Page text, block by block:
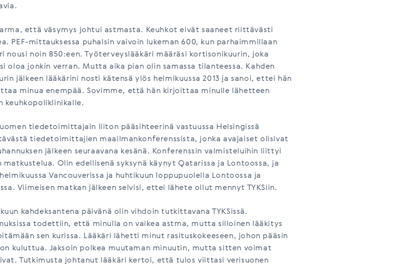
että väsymys johtui astmasta. Keuhkot eivät saaneet riittävästi
PEF-mittauksessa puhalsin vaivoin lukeman 600, kun parhaimmillaan
nousi noin 850:een. Työterveyslääkäri määräsi kortisonikuurin, joka
oloa jonkin verran. Mutta aika pian olin samassa tilanteessa. Kahden
jälkeen lääkärini nosti kätensä ylös helmikuussa 2013 ja sanoi, ettei hän
minua enempää. Sovimme, että hän kirjoittaa minulle lähetteen
keuhkopoliklinikalle.
tiedetoimittajain liiton pääsihteerinä vastuussa Helsingissä
tiedetoimittajien maailmankonferenssista, jonka avajaiset olisivat
jälkeen seuraavana kesänä. Konferenssin valmisteluihin liittyi
matkustelua. Olin edellisenä syksynä käynyt Qatarissa ja Lontoossa, ja
Vancouverissa ja huhtikuun loppupuolella Lontoossa ja
Viimeisen matkan jälkeen selvisi, ettei lähete ollut mennyt TYKSiin.
kahdeksantena päivänä olin vihdoin tutkittavana TYKSissä.
todettiin, että minulla on vaikea astma, mutta silloinen lääkitys
sen kurissa. Lääkäri lähetti minut rasituskokeeseen, johon pääsin
kuluttua. Jaksoin polkea muutaman minuutin, mutta sitten voimat
Tutkimusta johtanut lääkäri kertoi, että tulos viittasi verisuonen